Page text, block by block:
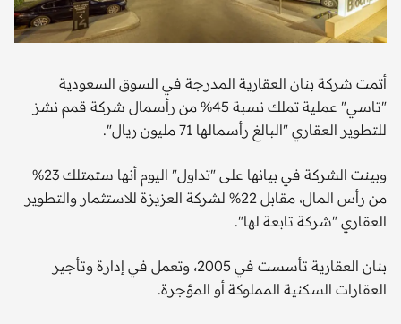
أتمت شركة بنان العقارية المدرجة في السوق السعودية
"تاسي" عملية تملك نسبة 45% من رأسمال شركة قمم نشز
للتطوير العقاري "البالغ رأسمالها 71 مليون ريال".
وبينت الشركة في بيانها على "تداول" اليوم أنها ستمتلك 23%
من رأس المال، مقابل 22% لشركة العزيزة للاستثمار والتطوير
العقاري "شركة تابعة لها".
بنان العقارية تأسست في 2005، وتعمل في إدارة وتأجير
العقارات السكنية المملوكة أو المؤجرة.